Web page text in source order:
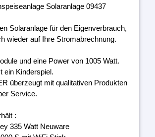
Solaranlage 09437
Solaranlage für den Eigenverbrauch,
wieder auf Ihre Stromabrechnung.
und eine Power von 1005 Watt.
ein Kinderspiel.
überzeugt mit qualitativen Produkten
Service.
:
335 Watt Neuware